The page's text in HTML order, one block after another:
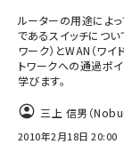
ルーターの用途によ
であるスイッチについ
ワーク）とWAN（ワイ
トワークへの通過ポ
学びます。
三上 信男（
2010年2月18日 20:00